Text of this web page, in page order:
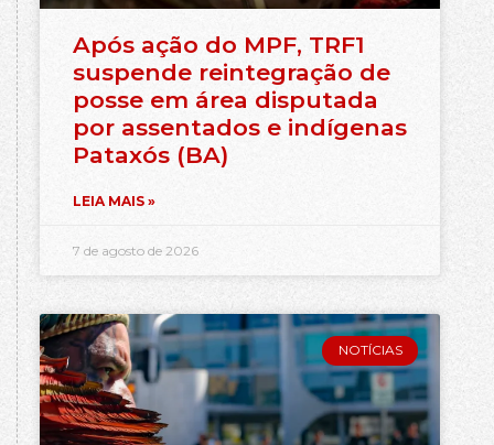
Após ação do MPF, TRF1
suspende reintegração de
posse em área disputada
por assentados e indígenas
Pataxós (BA)
LEIA MAIS »
7 de agosto de 2026
NOTÍCIAS